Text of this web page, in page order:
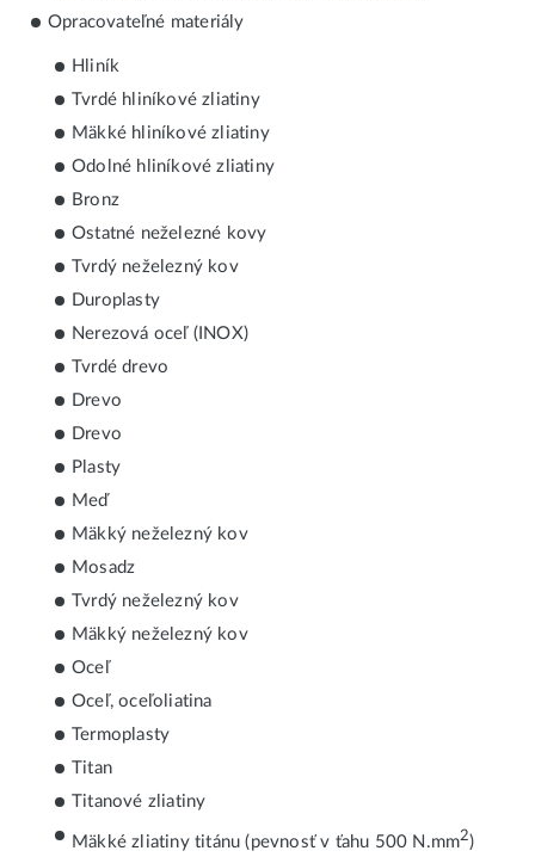
Opracovateľné materiály
Hliník
Tvrdé hliníkové zliatiny
Mäkké hliníkové zliatiny
Odolné hliníkové zliatiny
Bronz
Ostatné neželezné kovy
Tvrdý neželezný kov
Duroplasty
Nerezová oceľ (INOX)
Tvrdé drevo
Drevo
Drevo
Plasty
Meď
Mäkký neželezný kov
Mosadz
Tvrdý neželezný kov
Mäkký neželezný kov
Oceľ
Oceľ, oceľoliatina
Termoplasty
Titan
Titanové zliatiny
Mäkké zliatiny titánu (pevnosť v ťahu 500 N.mm2)